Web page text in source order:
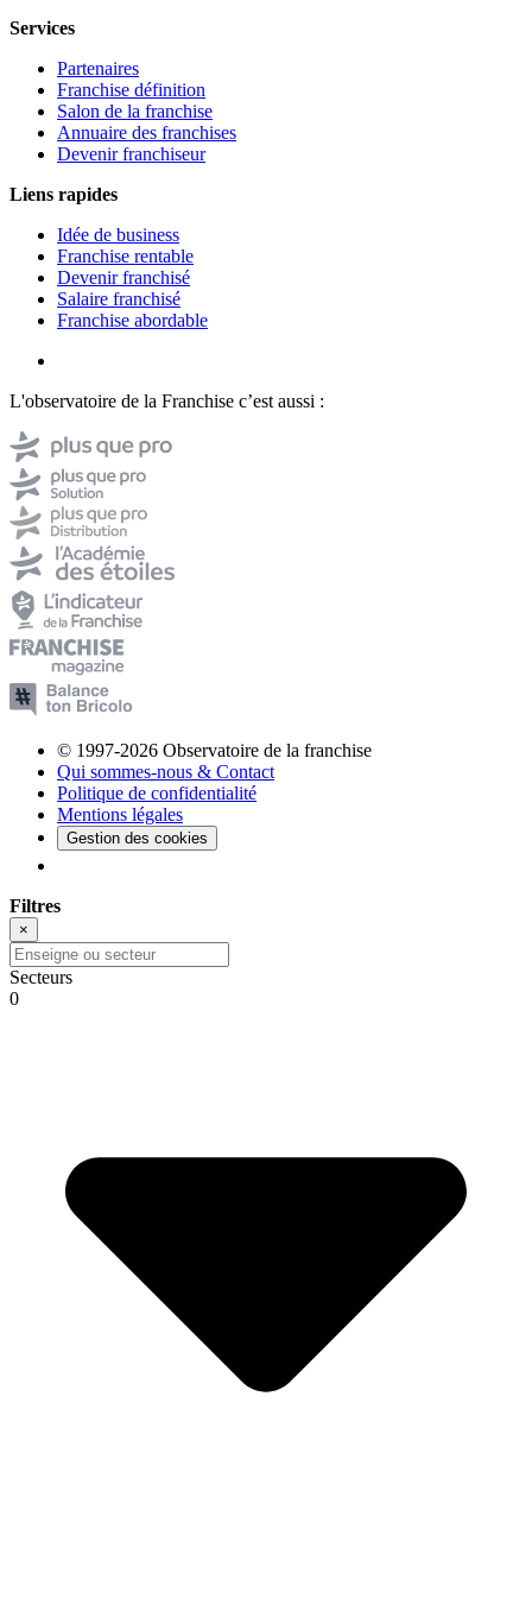
Services
Partenaires
Franchise définition
Salon de la franchise
Annuaire des franchises
Devenir franchiseur
Liens rapides
Idée de business
Franchise rentable
Devenir franchisé
Salaire franchisé
Franchise abordable
L'observatoire de la Franchise c’est aussi :
© 1997-2026 Observatoire de la franchise
Qui sommes-nous & Contact
Politique de confidentialité
Mentions légales
Gestion des cookies
Filtres
×
Secteurs
0